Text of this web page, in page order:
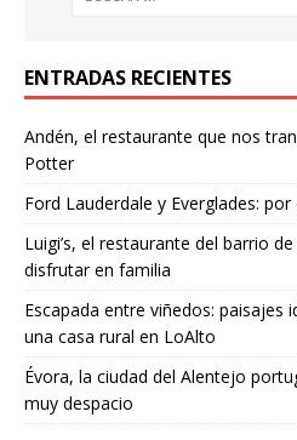
ENTRADAS RECIENTES
Andén, el restaurante que nos
Potter
Ford Lauderdale y Everglades:
Luigi’s, el restaurante del barrio
disfrutar en familia
Escapada entre viñedos: paisajes
una casa rural en LoAlto
Évora, la ciudad del Alentejo
muy despacio